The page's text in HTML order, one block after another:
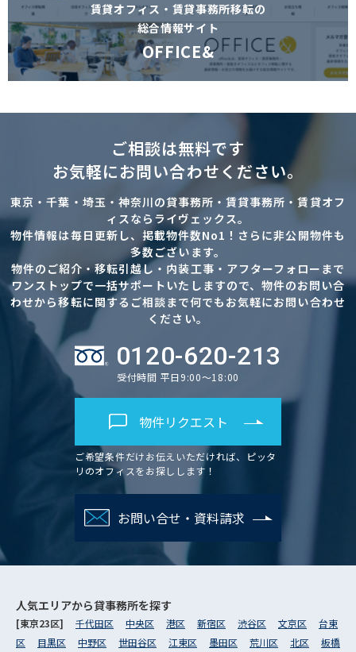
賃貸オフィス・賃貸事務所移転の
総合情報サイト
OFFICE&
ご相談は無料です
お気軽にお問い合わせください。
東京・千葉・埼玉・神奈川の貸事務所・賃貸事務所・賃貸オフ
ィスならライヴェックス。
物件情報は毎日更新し、掲載物件数No1！さらに非公開物件も
多数ございます。
物件のご紹介・移転引越し・内装工事・アフターフォローまで
ワンストップで一括サポートいたしますので、物件のお問い合
わせから移転に関するご相談まで何でもお気軽にお問い合わせ
ください。
0120-620-213
受付時間 平日9:00～18:00
物件リクエスト
ご希望条件だけお伝えいただければ、ピッタ
リのオフィスをお探しします！
お問い合せ・資料請求
人気エリアから貸事務所を探す
[東京23区] 千代田区 中央区 港区 新宿区 渋谷区 文京区
台東
区
目黒区 中野区 世田谷区 江東区 墨田区 荒川区 北区
板橋